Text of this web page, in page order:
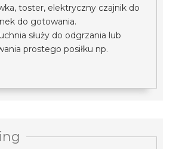
toster, elektryczny czajnik do
do gotowania.
służy do odgrzania lub
prostego posiłku np.